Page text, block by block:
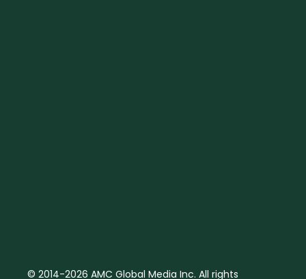
© 2014-2026 AMC Global Media Inc. All rights